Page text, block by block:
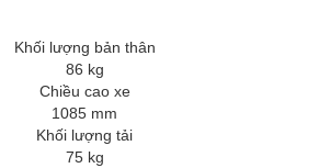
Khối lượng bản thân
86 kg
Chiều cao xe
1085 mm
Khối lượng tải
75 kg